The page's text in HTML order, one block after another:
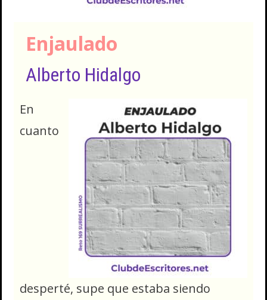
Enjaulado
Alberto Hidalgo
En
cuanto
desperté, supe que estaba siendo